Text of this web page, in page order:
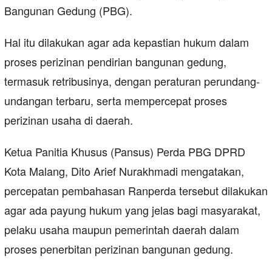
Bangunan Gedung (PBG).
Hal itu dilakukan agar ada kepastian hukum dalam
proses perizinan pendirian bangunan gedung,
termasuk retribusinya, dengan peraturan perundang-
undangan terbaru, serta mempercepat proses
perizinan usaha di daerah.
Ketua Panitia Khusus (Pansus) Perda PBG DPRD
Kota Malang, Dito Arief Nurakhmadi mengatakan,
percepatan pembahasan Ranperda tersebut dilakukan
agar ada payung hukum yang jelas bagi masyarakat,
pelaku usaha maupun pemerintah daerah dalam
proses penerbitan perizinan bangunan gedung.